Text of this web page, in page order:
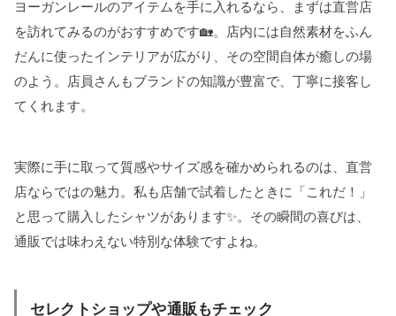
ヨーガンレールのアイテムを手に入れるなら、まずは直営店
を訪れてみるのがおすすめです🏡。店内には自然素材をふん
だんに使ったインテリアが広がり、その空間自体が癒しの場
のよう。店員さんもブランドの知識が豊富で、丁寧に接客し
てくれます。
実際に手に取って質感やサイズ感を確かめられるのは、直営
店ならではの魅力。私も店舗で試着したときに「これだ！」
と思って購入したシャツがあります✨。その瞬間の喜びは、
通販では味わえない特別な体験ですよね。
セレクトショップや通販もチェック